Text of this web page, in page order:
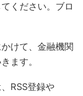
ください。ブロ
けて、金融機関
ます。
RSS登録や